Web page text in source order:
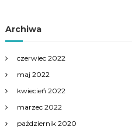
Archiwa
czerwiec 2022
maj 2022
kwiecień 2022
marzec 2022
październik 2020